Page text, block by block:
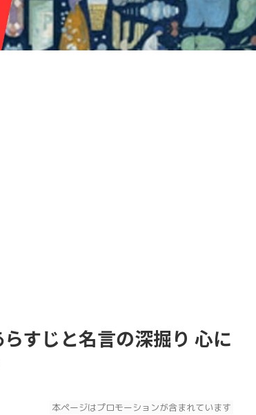
すじと名言の深掘り 心に
本ページはプロモーションが含まれています